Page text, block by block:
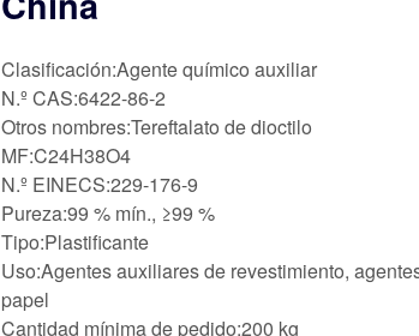
Clasificación:Agente químico auxiliar
N.º CAS:6422-86-2
Otros nombres:Tereftalato de dioctilo
MF:C24H38O4
N.º EINECS:229-176-9
Pureza:99 % mín., ≥99 %
Tipo:Plastificante
Uso:Agentes auxiliares de revestimiento,
papel
Cantidad mínima de pedido:200 kg